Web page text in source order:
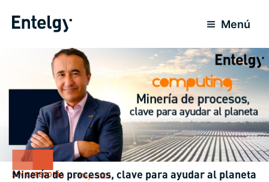
Menú
SIN CATEGORÍA 5 Mayo 2022
Minería de procesos, clave para ayudar al planeta